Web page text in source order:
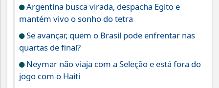
Argentina busca virada, despacha Egito e
mantém vivo o sonho do tetra
Se avançar, quem o Brasil pode enfrentar nas
quartas de final?
Neymar não viaja com a Seleção e está fora do
jogo com o Haiti